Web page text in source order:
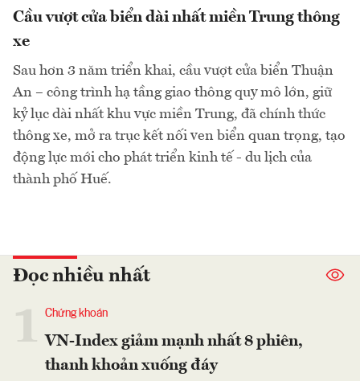
Cầu vượt cửa biển dài nhất miền Trung thông
xe
Sau hơn 3 năm triển khai, cầu vượt cửa biển Thuận
An – công trình hạ tầng giao thông quy mô lớn, giữ
kỷ lục dài nhất khu vực miền Trung, đã chính thức
thông xe, mở ra trục kết nối ven biển quan trọng, tạo
động lực mới cho phát triển kinh tế - du lịch của
thành phố Huế.
Đọc nhiều nhất
Chứng khoán
VN-Index giảm mạnh nhất 8 phiên,
thanh khoản xuống đáy